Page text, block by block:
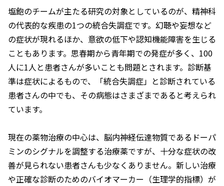
塩飽のチームが主たる研究の対象としているのが、精神科
の代表的な疾患の1つの統合失調症です。幻聴や妄想など
の症状が現れるほか、意欲の低下や認知機能障害を生じる
こともあります。思春期から青年期での発症が多く、100
人に1人と患者さんが多いことも問題とされます。診断基
準は症状によるもので、「統合失調症」と診断されている
患者さんの中でも、その病態はさまざまであると考えられ
ています。
現在の薬物治療の中心は、脳内神経伝達物質であるドーパ
ミンのシグナルを調整する治療薬ですが、十分な症状の改
善が見られない患者さんも少なくありません。新しい治療
や正確な診断のためのバイオマーカー（生理学的指標）が